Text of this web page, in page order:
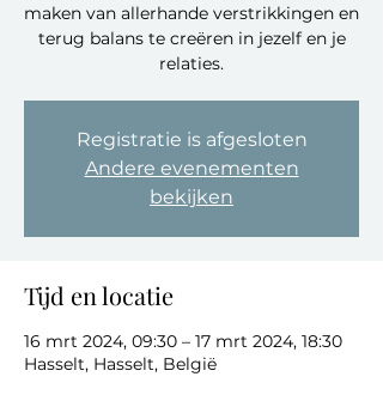
maken van allerhande verstrikkingen en
terug balans te creëren in jezelf en je
relaties.
Registratie is afgesloten
Andere evenementen
bekijken
Tijd en locatie
16 mrt 2024, 09:30 – 17 mrt 2024, 18:30
Hasselt, Hasselt, België